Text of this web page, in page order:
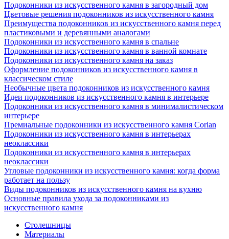
Подоконники из искусственного камня в загородный дом
Цветовые решения подоконников из искусственного камня
Преимущества подоконников из искусственного камня перед
пластиковыми и деревянными аналогами
Подоконники из искусственного камня в спальне
Подоконники из искусственного камня в ванной комнате
Подоконники из искусственного камня на заказ
Оформление подоконников из искусственного камня в
классическом стиле
Необычные цвета подоконников из искусственного камня
Идеи подоконников из искусственного камня в интерьере
Подоконники из искусственного камня в минималистическом
интерьере
Премиальные подоконники из искусственного камня Corian
Подоконники из искусственного камня в интерьерах
неоклассики
Подоконники из искусственного камня в интерьерах
неоклассики
Угловые подоконники из искусственного камня: когда форма
работает на пользу
Виды подоконников из искусственного камня на кухню
Основные правила ухода за подоконниками из
искусственного камня
Столешницы
Материалы